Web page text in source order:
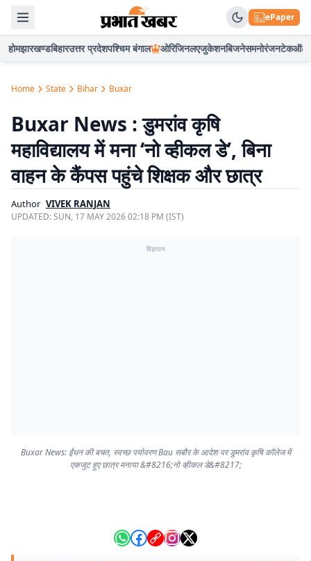
ePaper
होमझारखण्डबिहारउत्तर प्रदेशपश्चिम बंगाल ओरिजिनलएजुकेशनबिजनेसमनोरंजनटेकऑटो
Home State Bihar Buxar
Buxar News : डुमरांव कृषि
महाविद्यालय में मना ‘नो व्हीकल डे’, बिना
वाहन के कैंपस पहुंचे शिक्षक और छात्र
Author VIVEK RANJAN
UPDATED:SUN, 17 MAY 2026 02:18 PM (IST)
विज्ञापन
Buxar News: ईंधन की बचत, स्वच्छ पर्यावरण Bau सबौर के आदेश पर डुमरांव कृषि कॉलेज में
एकजुट हुए छात्र मनाया &#8216;नो व्हीकल डे&#8217;